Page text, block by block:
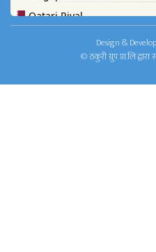
Design &
© ठकुरी ग्रुप प्रा.लि